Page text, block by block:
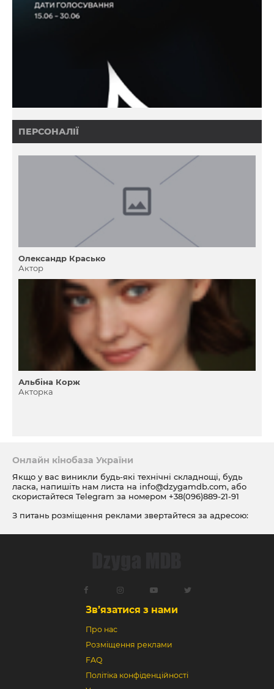
ПЕРСОНАЛІЇ
Олександр Красько
Актор
Альбіна Корж
Акторка
Онлайн кінобаза України
Якщо у вас виникли будь-які технічні складнощі, будь
ласка, напишіть нам листа на info@dzygamdb.com, або
скористайтеся Telegram за номером +38(096)889-21-91
З питань розміщення реклами звертайтеся за адресою:
посиланням
Зв’язатися з нами
Про нас
Розміщення реклами
FAQ
Політіка конфіденційності